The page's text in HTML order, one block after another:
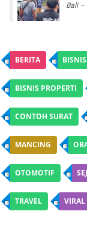
Bali –
BERITA
BISNIS PROPERTI
CONTOH SURAT
MANCING
OTOMOTIF
TRAVEL VIRAL